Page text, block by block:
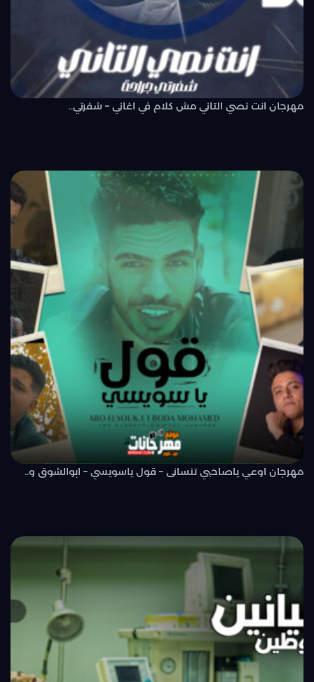
مهرجان انت نصي التاني مش كلام في اغاني – شفرتي..
مهرجان اوعي ياصاحبي تنسانى – قول ياسويسي – ابوالشوق و..